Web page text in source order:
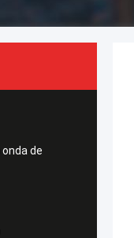
de